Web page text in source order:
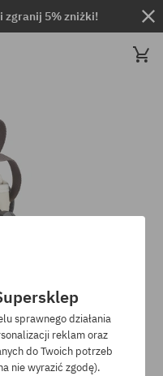
zgranij 5% zniżki!
sprawnego działania
reklam oraz
do Twoich potrzeb
nie wyrazić zgodę).